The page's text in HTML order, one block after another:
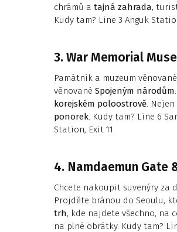
chrámů a tajná zahrada,
Kudy tam? Line 3 Anguk
3. War Memorial
Památník a muzeum
věnované Spojeným národům
korejském poloostrově.
ponorek. Kudy tam? Line 6
Station, Exit 11.
4. Namdaemun Gate
Chcete nakoupit suvenýry za
Projděte bránou do Seoulu,
trh, kde najdete všechno, na
na plné obrátky. Kudy tam?